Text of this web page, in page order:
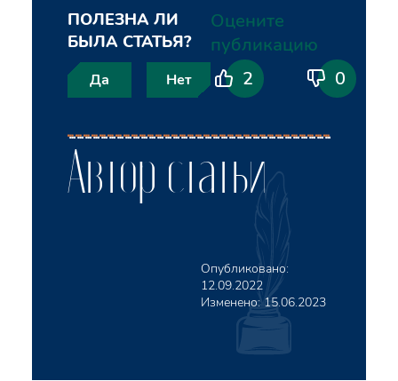
ПОЛЕЗНА ЛИ
БЫЛА СТАТЬЯ?
Да Нет
Оцените
публикацию
2
0
Автор статьи
Опубликовано:
12.09.2022
Изменено:15.06.2023